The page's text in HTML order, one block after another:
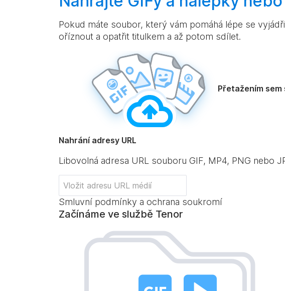
Pokud máte soubor, který vám pomáhá lépe se
oříznout a opatřit titulkem a až potom sdílet.
Přetažením
Nahrání adresy URL
Libovolná adresa URL souboru GIF, MP4, PNG nebo
Smluvní podmínky a ochrana soukromí
Začínáme ve službě Tenor